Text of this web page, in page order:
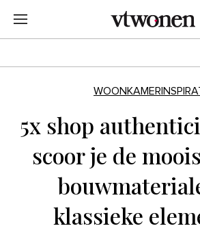
5x shop
scoor je de
klassieke